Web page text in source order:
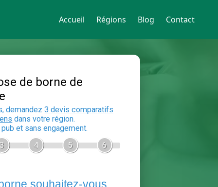
Accueil Régions Blog Contact
recharge
En 5 minutes, demandez
auxelectriciensdans votre région.
Gratuit, sans pub et sans engagement.